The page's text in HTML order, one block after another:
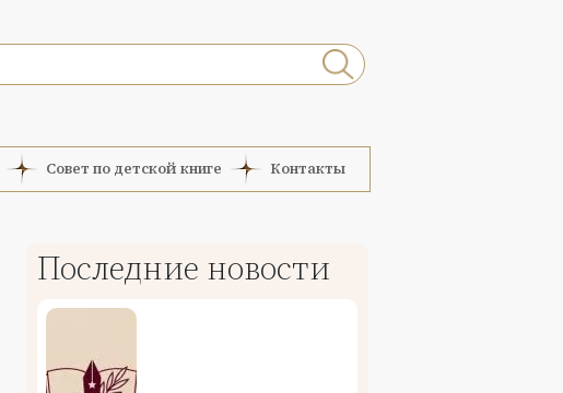
Совет по детской книге Контакты
Последние новости